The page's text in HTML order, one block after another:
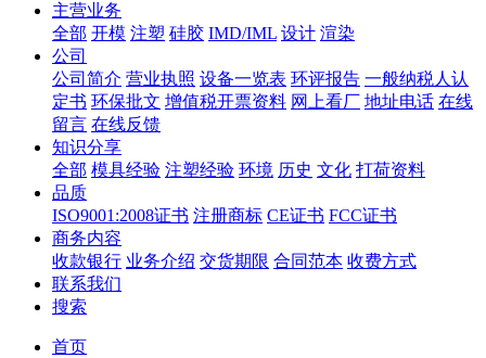
主营业务
全部 开模 注塑 硅胶 IMD/IML 设计 渲染
公司
公司简介 营业执照 设备一览表 环评报告 一般纳税人认
定书 环保批文 增值税开票资料 网上看厂 地址电话 在线
留言 在线反馈
知识分享
全部 模具经验 注塑经验 环境 历史 文化 打荷资料
品质
ISO9001:2008证书 注册商标 CE证书 FCC证书
商务内容
收款银行 业务介绍 交货期限 合同范本 收费方式
联系我们
搜索
首页